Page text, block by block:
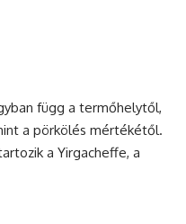
függ a termőhelytől,
a pörkölés mértékétől.
a Yirgacheffe, a